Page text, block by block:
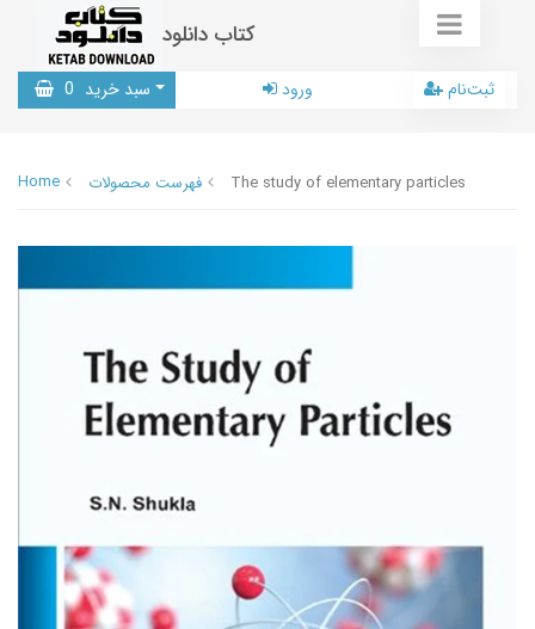
کتاب دانلود
سبد خرید 0 ورود ثبت‌نام
Home فهرست محصولات The study of elementary particles